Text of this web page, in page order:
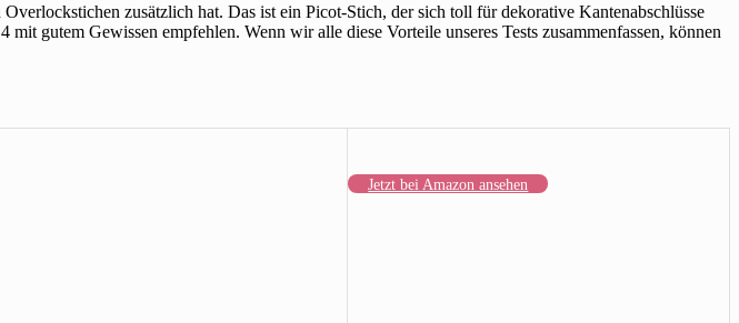
zusätzlich hat. Das ist ein Picot-Stich, der sich toll für dekorative Kantenabschlüsse
gutem Gewissen empfehlen. Wenn wir alle diese Vorteile unseres Tests zusammenfassen, können
Jetzt bei Amazon ansehen